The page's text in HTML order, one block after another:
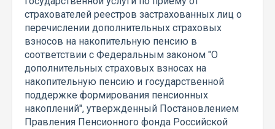
страхователей реестров застрахованных лиц о
перечислении дополнительных страховых
взносов на накопительную пенсию в
соответствии с Федеральным законом "О
дополнительных страховых взносах на
накопительную пенсию и государственной
поддержке формирования пенсионных
накоплений", утвержденный Постановлением
Правления Пенсионного фонда Российской